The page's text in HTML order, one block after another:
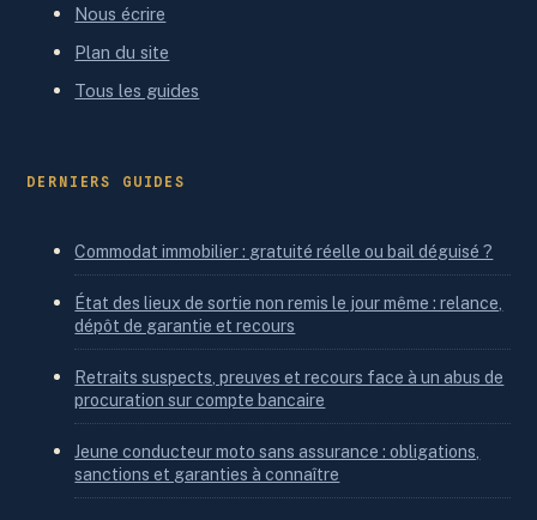
Nous écrire
Plan du site
Tous les guides
DERNIERS GUIDES
Commodat immobilier : gratuité réelle ou bail déguisé ?
État des lieux de sortie non remis le jour même : relance,
dépôt de garantie et recours
Retraits suspects, preuves et recours face à un abus de
procuration sur compte bancaire
Jeune conducteur moto sans assurance : obligations,
sanctions et garanties à connaître